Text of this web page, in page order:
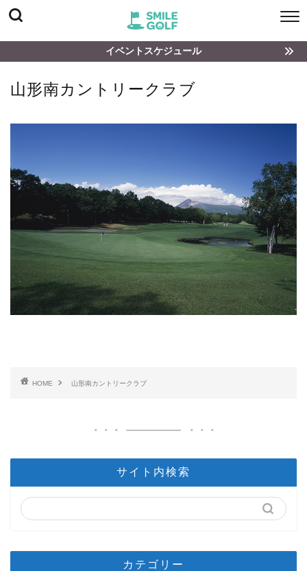
イベントスケジュール
山形南カントリークラブ
HOME 山形南カントリークラブ
サイト内検索
カテゴリー